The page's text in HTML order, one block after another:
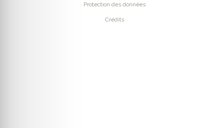
Protection des données
Crédits